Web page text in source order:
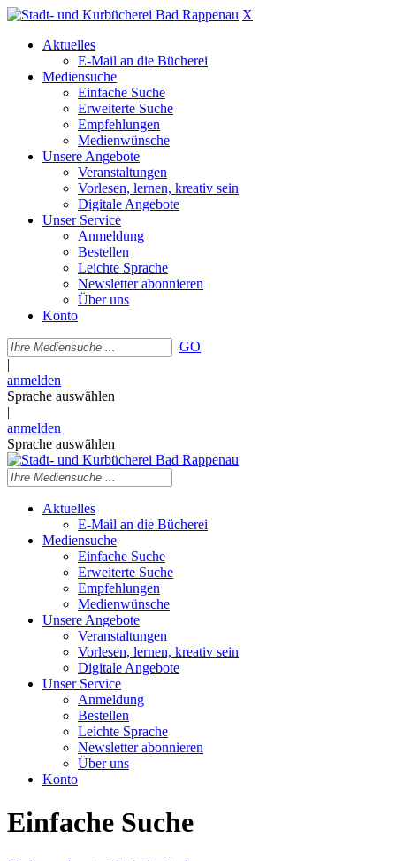
X
Aktuelles
E-Mail an die Bücherei
Mediensuche
Einfache Suche
Erweiterte Suche
Empfehlungen
Medienwünsche
Unsere Angebote
Veranstaltungen
Vorlesen, lernen, kreativ sein
Digitale Angebote
Unser Service
Anmeldung
Bestellen
Leichte Sprache
Newsletter abonnieren
Über uns
Konto
GO
|
anmelden
Sprache auswählen
|
anmelden
Sprache auswählen
Aktuelles
E-Mail an die Bücherei
Mediensuche
Einfache Suche
Erweiterte Suche
Empfehlungen
Medienwünsche
Unsere Angebote
Veranstaltungen
Vorlesen, lernen, kreativ sein
Digitale Angebote
Unser Service
Anmeldung
Bestellen
Leichte Sprache
Newsletter abonnieren
Über uns
Konto
Einfache Suche